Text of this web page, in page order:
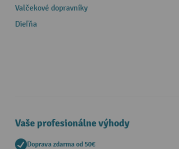
Valčekové dopravníky
Dieľňa
Vaše profesionálne výhody
Doprava zdarma od 50€